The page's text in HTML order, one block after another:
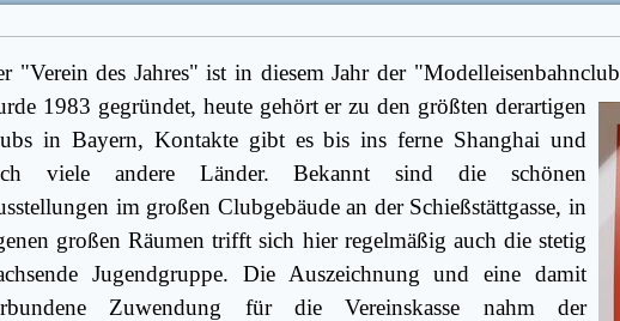
"Verein des Jahres" ist in diesem Jahr der "Modelleisenbahnclub
1983 gegründet, heute gehört er zu den größten derartigen
in Bayern, Kontakte gibt es bis ins ferne Shanghai und
viele andere Länder. Bekannt sind die schönen
im großen Clubgebäude an der Schießstättgasse, in
großen Räumen trifft sich hier regelmäßig auch die stetig
Jugendgruppe. Die Auszeichnung und eine damit
Zuwendung für die Vereinskasse nahm der